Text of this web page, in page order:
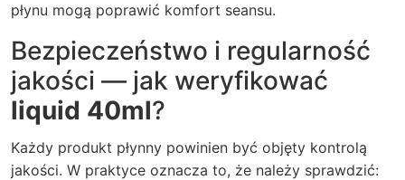
płynu mogą poprawić komfort seansu.
Bezpieczeństwo i regularność
jakości — jak weryfikować
liquid 40ml?
Każdy produkt płynny powinien być objęty kontrolą
jakości. W praktyce oznacza to, że należy sprawdzić: